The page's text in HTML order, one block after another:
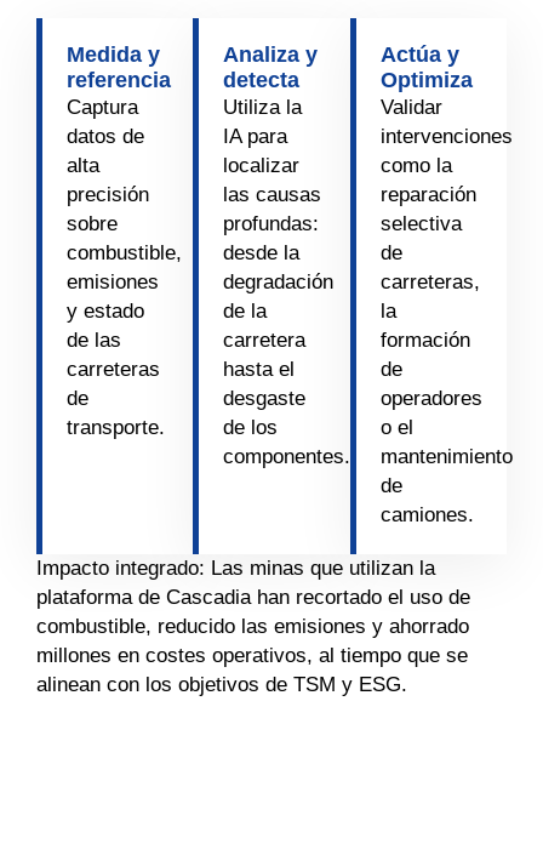
Medida y
referencia
Captura
datos de
alta
precisión
sobre
combustible,
emisiones
y estado
de las
carreteras
de
transporte.
Analiza y
detecta
Utiliza la
IA para
localizar
las causas
profundas:
desde la
degradación
de la
carretera
hasta el
desgaste
de los
componentes.
Actúa y
Optimiza
Validar
intervenciones
como la
reparación
selectiva
de
carreteras,
la
formación
de
operadores
o el
mantenimiento
de
camiones.
Impacto integrado: Las minas que utilizan la
plataforma de Cascadia han recortado el uso de
combustible, reducido las emisiones y ahorrado
millones en costes operativos, al tiempo que se
alinean con los objetivos de TSM y ESG.